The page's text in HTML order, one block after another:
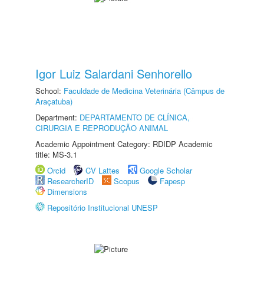
Igor Luiz Salardani Senhorello
School: Faculdade de Medicina Veterinária (Câmpus de
Araçatuba)
Department: DEPARTAMENTO DE CLÍNICA,
CIRURGIA E REPRODUÇÃO ANIMAL
Academic Appointment Category: RDIDP Academic
title: MS-3.1
Orcid
CV Lattes
Google Scholar
ResearcherID
Scopus
Fapesp
Dimensions
Repositório Institucional UNESP